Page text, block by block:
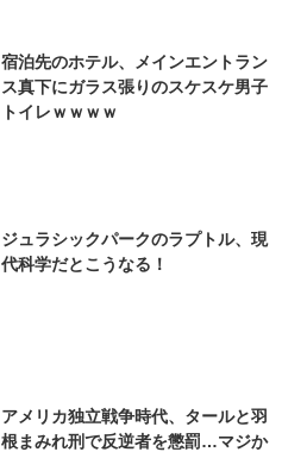
宿泊先のホテル、メインエントラン
ス真下にガラス張りのスケスケ男子
トイレｗｗｗｗ
ジュラシックパークのラプトル、現
代科学だとこうなる！
アメリカ独立戦争時代、タールと羽
根まみれ刑で反逆者を懲罰…マジか